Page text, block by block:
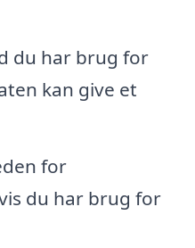
du har brug for
kan give et
for
du har brug for